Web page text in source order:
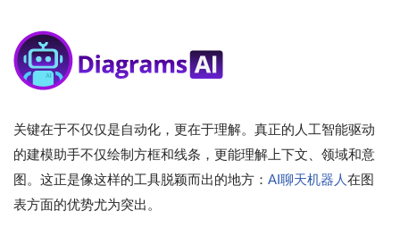
关键在于不仅仅是自动化，更在于理解。真正的人工智能驱动
的建模助手不仅绘制方框和线条，更能理解上下文、领域和意
图。这正是像这样的工具脱颖而出的地方： AI聊天机器人在图
表方面的优势尤为突出。